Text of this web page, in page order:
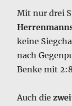
Mit nur drei
keine
nach
Benke mit
Auch die